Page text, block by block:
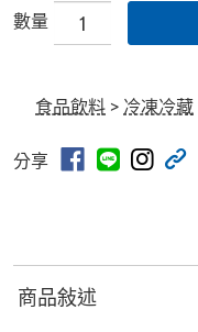
數量
食品飲料 > 冷凍冷藏
分享
商品敍述